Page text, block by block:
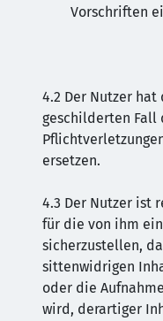
Vorschriften
4.2 Der Nutzer
geschilderten Fall
ersetzen.
4.3 Der Nutzer ist
für die von ihm
sicherzustellen,
sittenwidrigen
oder die
wird, derartiger